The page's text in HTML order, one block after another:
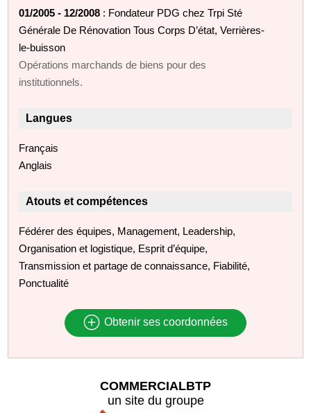
01/2005 - 12/2008 : Fondateur PDG chez Trpi Sté
Générale De Rénovation Tous Corps D’état, Verrières-
le-buisson
Opérations marchands de biens pour des
institutionnels.
Langues
Français
Anglais
Atouts et compétences
Fédérer des équipes, Management, Leadership,
Organisation et logistique, Esprit d’équipe,
Transmission et partage de connaissance, Fiabilité,
Ponctualité
Obtenir ses coordonnées
COMMERCIALBTP
un site du groupe